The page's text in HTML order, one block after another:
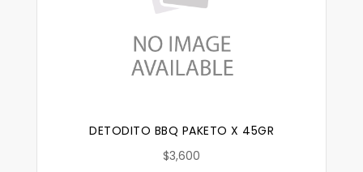
DETODITO BBQ PAKETO X 45GR
$3,600